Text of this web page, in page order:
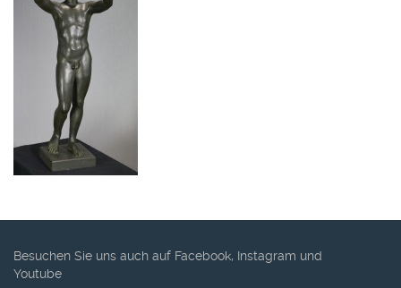
Besuchen Sie uns auch auf Facebook, Instagram und
Youtube